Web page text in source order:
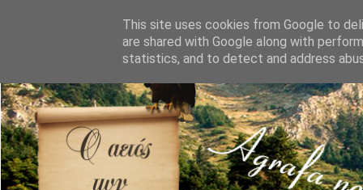
This site uses cookies from Google to
are shared with Google along with
statistics, and to detect and address